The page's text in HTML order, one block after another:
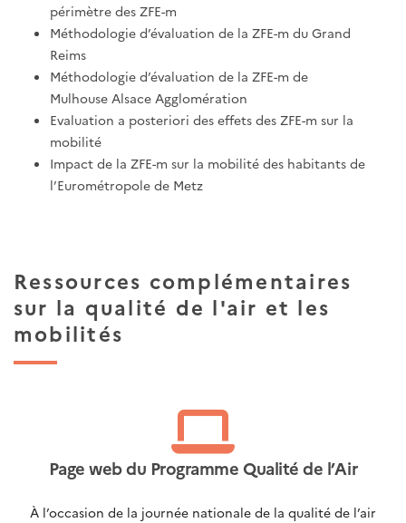
périmètre des ZFE-m
Méthodologie d’évaluation de la ZFE-m du Grand
Reims
Méthodologie d’évaluation de la ZFE-m de
Mulhouse Alsace Agglomération
Evaluation a posteriori des effets des ZFE-m sur la
mobilité
Impact de la ZFE-m sur la mobilité des habitants de
l’Eurométropole de Metz
Ressources complémentaires
sur la qualité de l'air et les
mobilités
Page web du Programme Qualité de l’Air
À l’occasion de la journée nationale de la qualité de l’air